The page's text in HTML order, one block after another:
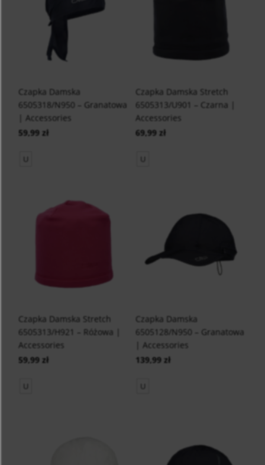
Czapka Damska
6505318/N950 – Granatowa
| Accessories
59,99 zł
Czapka Damska Stretch
6505313/U901 – Czarna |
Accessories
69,99 zł
Czapka Damska Stretch
6505313/H921 – Różowa |
Accessories
59,99 zł
Czapka Damska
6505128/N950 – Granatowa
| Accessories
139,99 zł